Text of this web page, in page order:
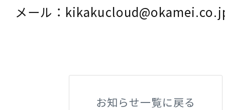
メール：
お知らせ一覧に戻る